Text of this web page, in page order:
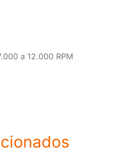
a 12.000 RPM